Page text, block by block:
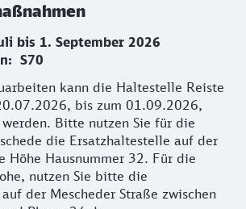
bis 1. September 2026
S70
kann die Haltestelle Reiste
bis zum 01.09.2026,
Bitte nutzen Sie für die
die Ersatzhaltestelle auf der
Höhe Hausnummer 32. Für die
nutzen Sie bitte die
der Mescheder Straße zwischen